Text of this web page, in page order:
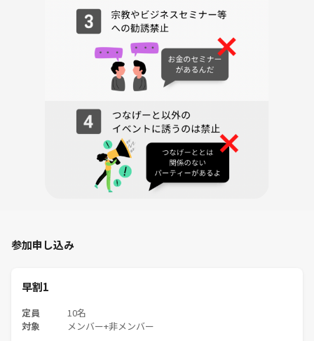
参加申し込み
早割1
定員 10名
対象 メンバー+非メンバー